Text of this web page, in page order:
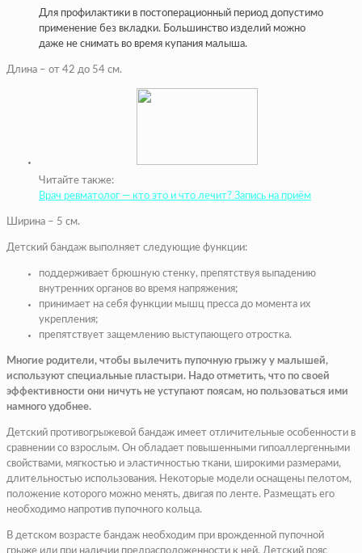
Для профилактики в постоперационный период допустимо
применение без вкладки. Большинство изделий можно
даже не снимать во время купания малыша.
Длина – от 42 до 54 см.
Читайте также:
Врач ревматолог — кто это и что лечит? Запись на приём
Ширина – 5 см.
Детский бандаж выполняет следующие функции:
поддерживает брюшную стенку, препятствуя выпадению
внутренних органов во время напряжения;
принимает на себя функции мышц пресса до момента их
укрепления;
препятствует защемлению выступающего отростка.
Многие родители, чтобы вылечить пупочную грыжу у малышей,
используют специальные пластыри. Надо отметить, что по своей
эффективности они ничуть не уступают поясам, но пользоваться ими
намного удобнее.
Детский противогрыжевой бандаж имеет отличительные особенности в
сравнении со взрослым. Он обладает повышенными гипоаллергенными
свойствами, мягкостью и эластичностью ткани, широкими размерами,
длительностью использования. Некоторые модели оснащены пелотом,
положение которого можно менять, двигая по ленте. Размещать его
необходимо напротив пупочного кольца.
В детском возрасте бандаж необходим при врожденной пупочной